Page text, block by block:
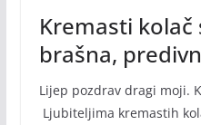
Kremasti
brašna,
Lijep pozdrav dragi moji.
Ljubiteljima kremastih